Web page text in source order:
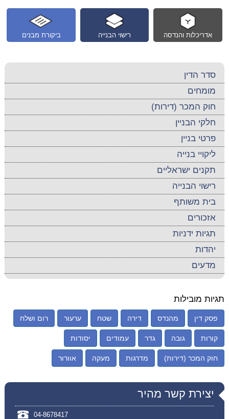
ביקורת מבנים רישוי הבנייה אדריכלות והנדסה
סדר הדין
מומחים
חוק המכר (דירות)
חלקי הבניין
פרטי בניין
ליקויי בנייה
תקנים ישראליים
רישוי הבנייה
בית משותף
אזכורים
תגיות ידניות
יהדות
מדעים
תגיות מובילות
פסק דין מהנדס דירה שטח ערעור רום ושלח
קורות גובה גדר עמודים יסודות
חוק המכר (דירות) מדרגות מעקה אוורור
יצירת קשר מהיר
04-8678417